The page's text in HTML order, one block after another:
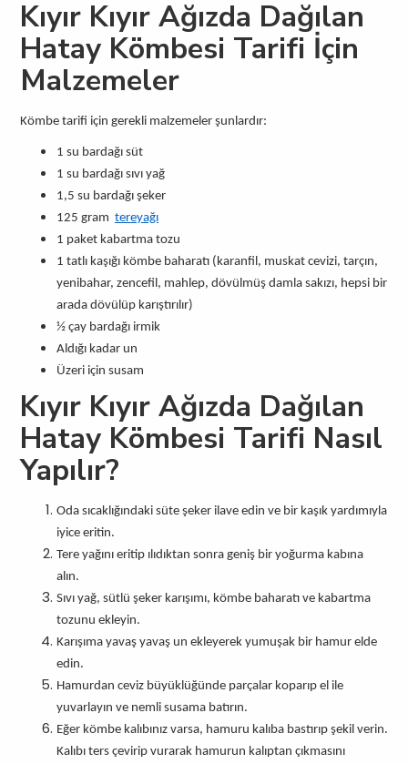
Kıyır Kıyır Ağızda Dağılan
Hatay Kömbesi Tarifi İçin
Malzemeler
Kömbe tarifi için gerekli malzemeler şunlardır:
1 su bardağı süt
1 su bardağı sıvı yağ
1,5 su bardağı şeker
125 gram tereyağı
1 paket kabartma tozu
1 tatlı kaşığı kömbe baharatı (karanfil, muskat cevizi, tarçın,
yenibahar, zencefil, mahlep, dövülmüş damla sakızı, hepsi bir
arada dövülüp karıştırılır)
½ çay bardağı irmik
Aldığı kadar un
Üzeri için susam
Kıyır Kıyır Ağızda Dağılan
Hatay Kömbesi Tarifi Nasıl
Yapılır?
Oda sıcaklığındaki süte şeker ilave edin ve bir kaşık yardımıyla
iyice eritin.
Tere yağını eritip ılıdıktan sonra geniş bir yoğurma kabına
alın.
Sıvı yağ, sütlü şeker karışımı, kömbe baharatı ve kabartma
tozunu ekleyin.
Karışıma yavaş yavaş un ekleyerek yumuşak bir hamur elde
edin.
Hamurdan ceviz büyüklüğünde parçalar koparıp el ile
yuvarlayın ve nemli susama batırın.
Eğer kömbe kalıbınız varsa, hamuru kalıba bastırıp şekil verin.
Kalıbı ters çevirip vurarak hamurun kalıptan çıkmasını